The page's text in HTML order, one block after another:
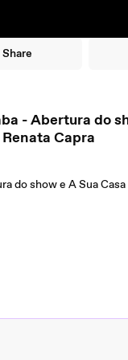
Share
- Abertura do
Capra
do show e A Sua